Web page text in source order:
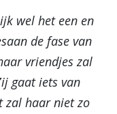
wel het een en
de fase van
vriendjes zal
gaat iets van
zal haar niet zo